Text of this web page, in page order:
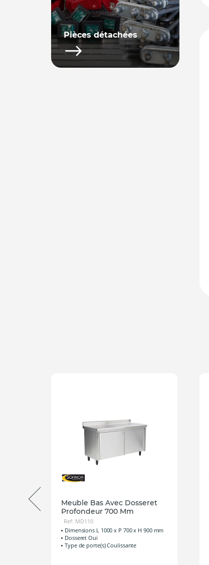
Pièces détachées
Meuble Bas Avec Dosseret
Profondeur 700 Mm
Ref: MD110
Dimensions L 1000 x P 700 x H 900 mm
Dosseret Oui
Type de porte(s) Coulissante